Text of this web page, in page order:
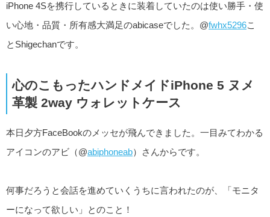
iPhone 4Sを携行しているときに装着していたのは使い勝手・使
い心地・品質・所有感大満足のabicaseでした。@fwhx5296こ
とShigechanです。
心のこもったハンドメイドiPhone 5 ヌメ
革製 2way ウォレットケース
本日夕方FaceBookのメッセが飛んできました。一目みてわかる
アイコンのアビ（@abiphoneab）さんからです。
何事だろうと会話を進めていくうちに言われたのが、「モニタ
ーになって欲しい」とのこと！